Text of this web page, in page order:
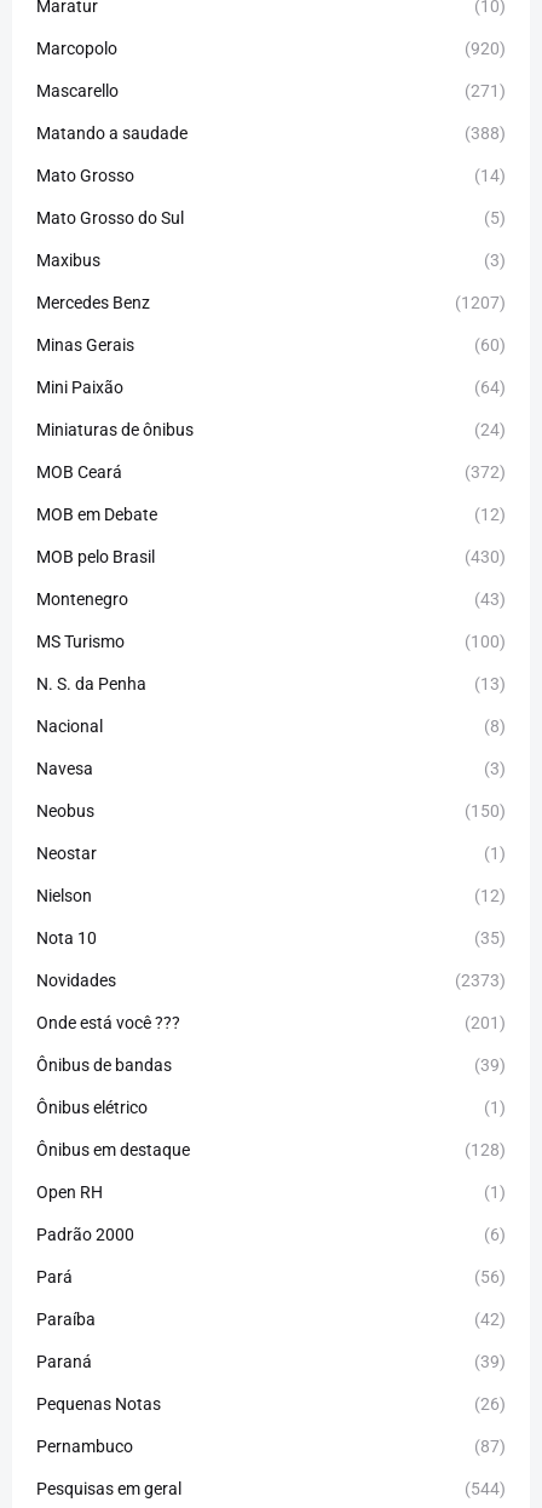
Maratur (10)
Marcopolo (920)
Mascarello (271)
Matando a saudade (388)
Mato Grosso (14)
Mato Grosso do Sul (5)
Maxibus (3)
Mercedes Benz (1207)
Minas Gerais (60)
Mini Paixão (64)
Miniaturas de ônibus (24)
MOB Ceará (372)
MOB em Debate (12)
MOB pelo Brasil (430)
Montenegro (43)
MS Turismo (100)
N. S. da Penha (13)
Nacional (8)
Navesa (3)
Neobus (150)
Neostar (1)
Nielson (12)
Nota 10 (35)
Novidades (2373)
Onde está você ??? (201)
Ônibus de bandas (39)
Ônibus elétrico (1)
Ônibus em destaque (128)
Open RH (1)
Padrão 2000 (6)
Pará (56)
Paraíba (42)
Paraná (39)
Pequenas Notas (26)
Pernambuco (87)
Pesquisas em geral (544)